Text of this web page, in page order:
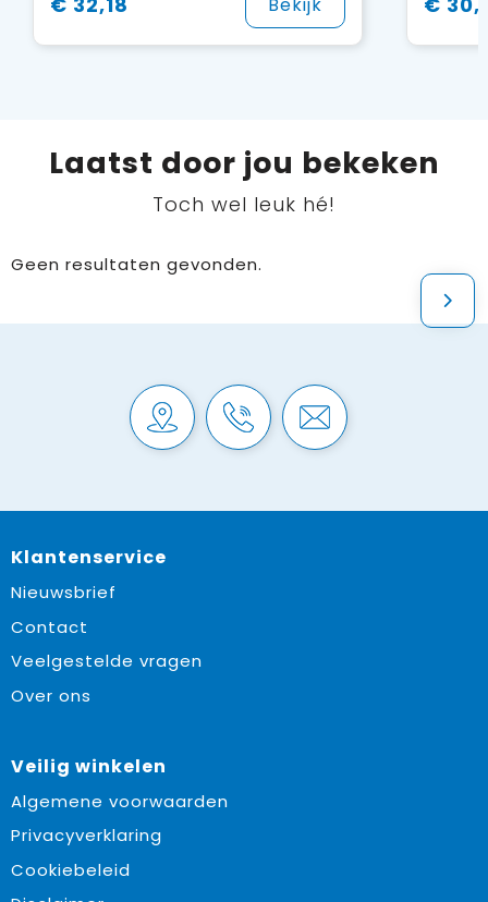
Bekijk
Laatst door jou bekeken
Toch wel leuk hé!
Geen resultaten gevonden.
Klantenservice
Nieuwsbrief
Contact
Veelgestelde vragen
Over ons
Veilig winkelen
Algemene voorwaarden
Privacyverklaring
Cookiebeleid